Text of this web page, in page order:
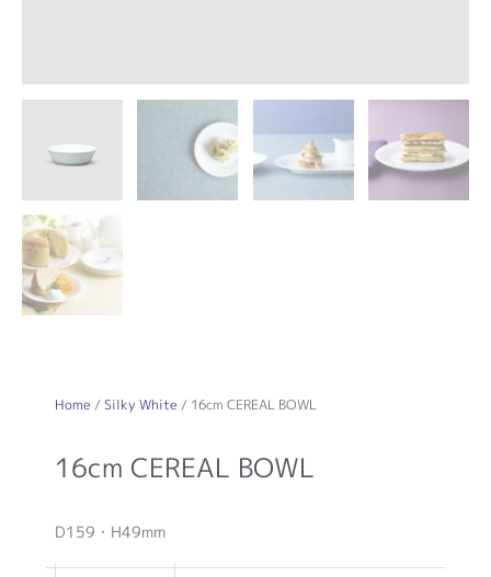
Home /Silky White / 16cm CEREAL BOWL
16cm CEREAL BOWL
D159・H49mm